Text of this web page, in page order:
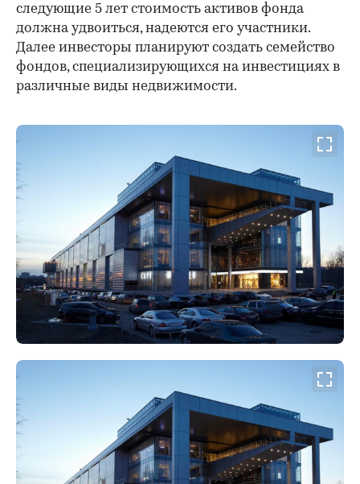
следующие 5 лет стоимость активов фонда
должна удвоиться, надеются его участники.
Далее инвесторы планируют создать семейство
фондов, специализирующихся на инвестициях в
различные виды недвижимости.